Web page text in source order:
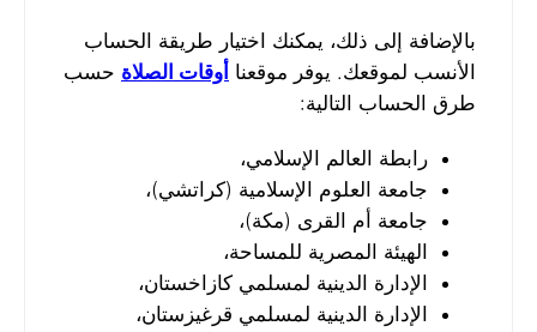
بالإضافة إلى ذلك، يمكنك اختيار طريقة الحساب
الأنسب لموقعك. يوفر موقعنا أوقات الصلاة حسب
طرق الحساب التالية:
رابطة العالم الإسلامي،
جامعة العلوم الإسلامية (كراتشي)،
جامعة أم القرى (مكة)،
الهيئة المصرية للمساحة،
الإدارة الدينية لمسلمي كازاخستان،
الإدارة الدينية لمسلمي قرغيزستان،